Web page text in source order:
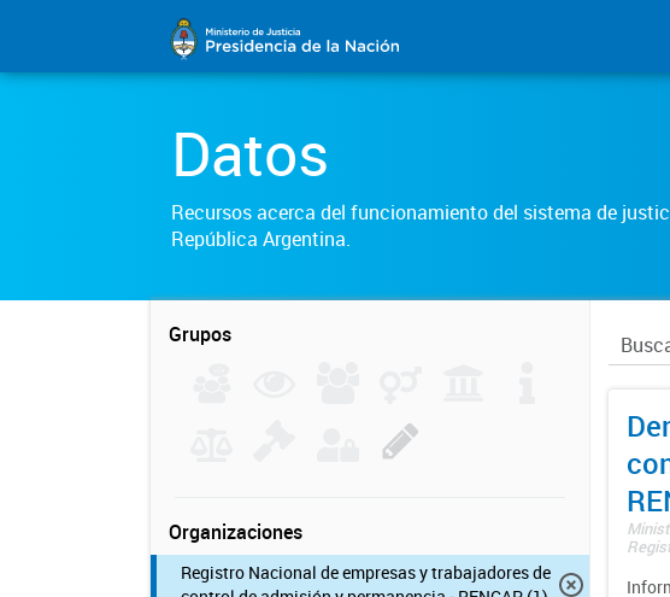
Datos
Recursos acerca del funcionamiento del sistema de
República Argentina.
Grupos
Organizaciones
Registro Nacional de empresas y trabajadores de